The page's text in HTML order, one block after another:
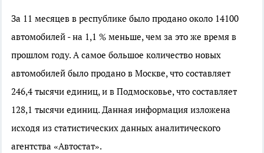
За 11 месяцев в республике было продано около 14100
автомобилей - на 1,1 % меньше, чем за это же время в
прошлом году. А самое большое количество новых
автомобилей было продано в Москве, что составляет
246,4 тысячи единиц, и в Подмосковье, что составляет
128,1 тысячи единиц. Данная информация изложена
исходя из статистических данных аналитического
агентства «Автостат».